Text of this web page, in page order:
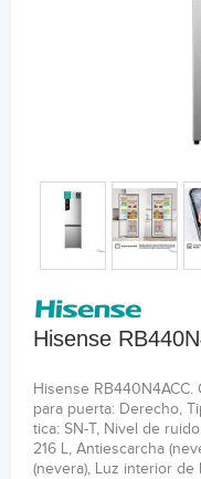
Hisense
Hisense RB440N4ACC.
para puerta: Derecho,
tica: SN-T, Nivel de
216 L, Antiescarcha
(nevera), Luz interior de